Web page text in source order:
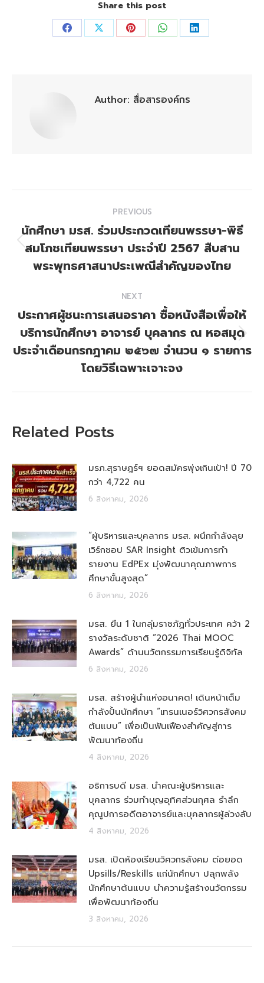
Share this post
Share Share Share Share Share
Author: สื่อสารองค์กร
navigation
PREVIOUS
Previous
post:
นักศึกษา มรส. ร่วมประกวดเทียนพรรษา-พิธี
สมโภชเทียนพรรษา ประจำปี 2567 สืบสาน
พระพุทธศาสนาประเพณีสำคัญของไทย
NEXT
Next
post:
ประกาศผู้ชนะการเสนอราคา ซื้อหนังสือเพื่อให้
บริการนักศึกษา อาจารย์ บุคลากร ณ หอสมุด
ประจำเดือนกรกฎาคม ๒๕๖๗ จำนวน ๑ รายการ
โดยวิธีเฉพาะเจาะจง
Related Posts
มรภ.สุราษฎร์ฯ ยอดสมัครพุ่งเกินเป้า! ปี 70
กว่า 4,722 คน
6 สิงหาคม, 2026
“ผู้บริหารและบุคลากร มรส. ผนึกกำลังลุย
เวิร์กชอป SAR Insight ติวเข้มการทำ
รายงาน EdPEx มุ่งพัฒนาคุณภาพการ
ศึกษาขั้นสูงสุด”
6 สิงหาคม, 2026
มรส. ยืน 1 ในกลุ่มราชภัฏทั่วประเทศ คว้า 2
รางวัลระดับชาติ “2026 Thai MOOC
Awards” ด้านนวัตกรรมการเรียนรู้ดิจิทัล
6 สิงหาคม, 2026
มรส. สร้างผู้นำแห่งอนาคต! เดินหน้าเต็ม
กำลังปั้นนักศึกษา “เทรนเนอร์วิศวกรสังคม
ต้นแบบ” เพื่อเป็นฟันเฟืองสำคัญสู่การ
พัฒนาท้องถิ่น
4 สิงหาคม, 2026
อธิการบดี มรส. นำคณะผู้บริหารและ
บุคลากร ร่วมทำบุญอุทิศส่วนกุศล รำลึก
คุณูปการอดีตอาจารย์และบุคลากรผู้ล่วงลับ
4 สิงหาคม, 2026
มรส. เปิดห้องเรียนวิศวกรสังคม ต่อยอด
Upsills/Reskills แก่นักศึกษา ปลุกพลัง
นักศึกษาต้นแบบ นำความรู้สร้างนวัตกรรม
เพื่อพัฒนาท้องถิ่น
3 สิงหาคม, 2026